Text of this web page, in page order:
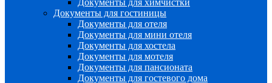
Документы для химчистки
Документы для гостиницы
Документы для отеля
Документы для мини отеля
Документы для хостела
Документы для мотеля
Документы для пансионата
Документы для гостевого дома